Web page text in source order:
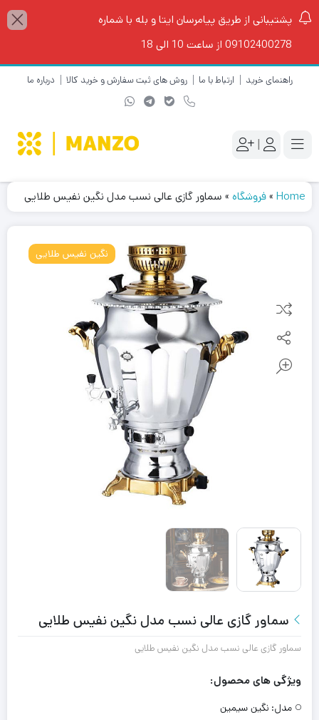
پشتیبانی از طریق پیامرسان ایتا و بله با شماره
09102400278 از ساعت 10 الی 18
راهنمای خرید ارتباط با ما روش های ثبت سفارش و خرید کالا درباره ما
|
Home
»فروشگاه » سماور گازی عالی نسب مدل نگین نفیس طلایی
نگین نفیس طلایی
سماور گازی عالی نسب مدل نگین نفیس طلایی
سماور گازی عالی نسب مدل نگین نفیس طلایی
ویژگی های محصول:
مدل: نگین سیمین